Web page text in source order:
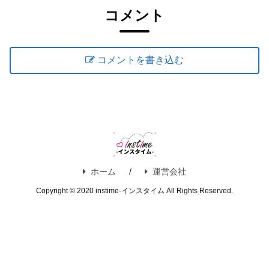
コメント
コメントを書き込む
ホーム 運営会社
Copyright © 2020 instime-インスタイム All Rights Reserved.